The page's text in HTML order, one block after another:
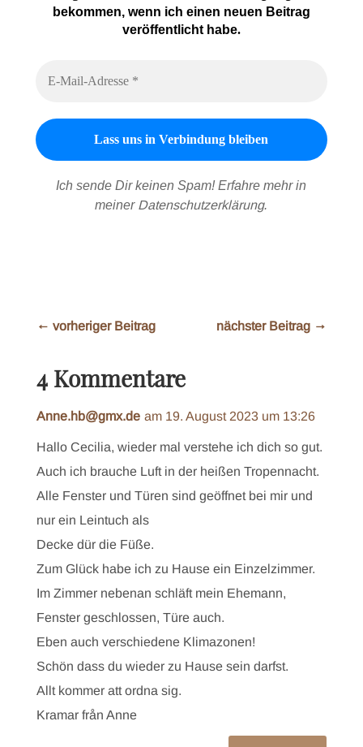
bekommen, wenn ich einen neuen Beitrag
veröffentlicht habe.
Ich sende Dir keinen Spam! Erfahre mehr in
meiner Datenschutzerklärung.
← vorheriger Beitrag nächster Beitrag →
4 Kommentare
Anne.hb@gmx.de am 19. August 2023 um 13:26
Hallo Cecilia, wieder mal verstehe ich dich so gut.
Auch ich brauche Luft in der heißen Tropennacht.
Alle Fenster und Türen sind geöffnet bei mir und
nur ein Leintuch als
Decke dür die Füße.
Zum Glück habe ich zu Hause ein Einzelzimmer.
Im Zimmer nebenan schläft mein Ehemann,
Fenster geschlossen, Türe auch.
Eben auch verschiedene Klimazonen!
Schön dass du wieder zu Hause sein darfst.
Allt kommer att ordna sig.
Kramar från Anne